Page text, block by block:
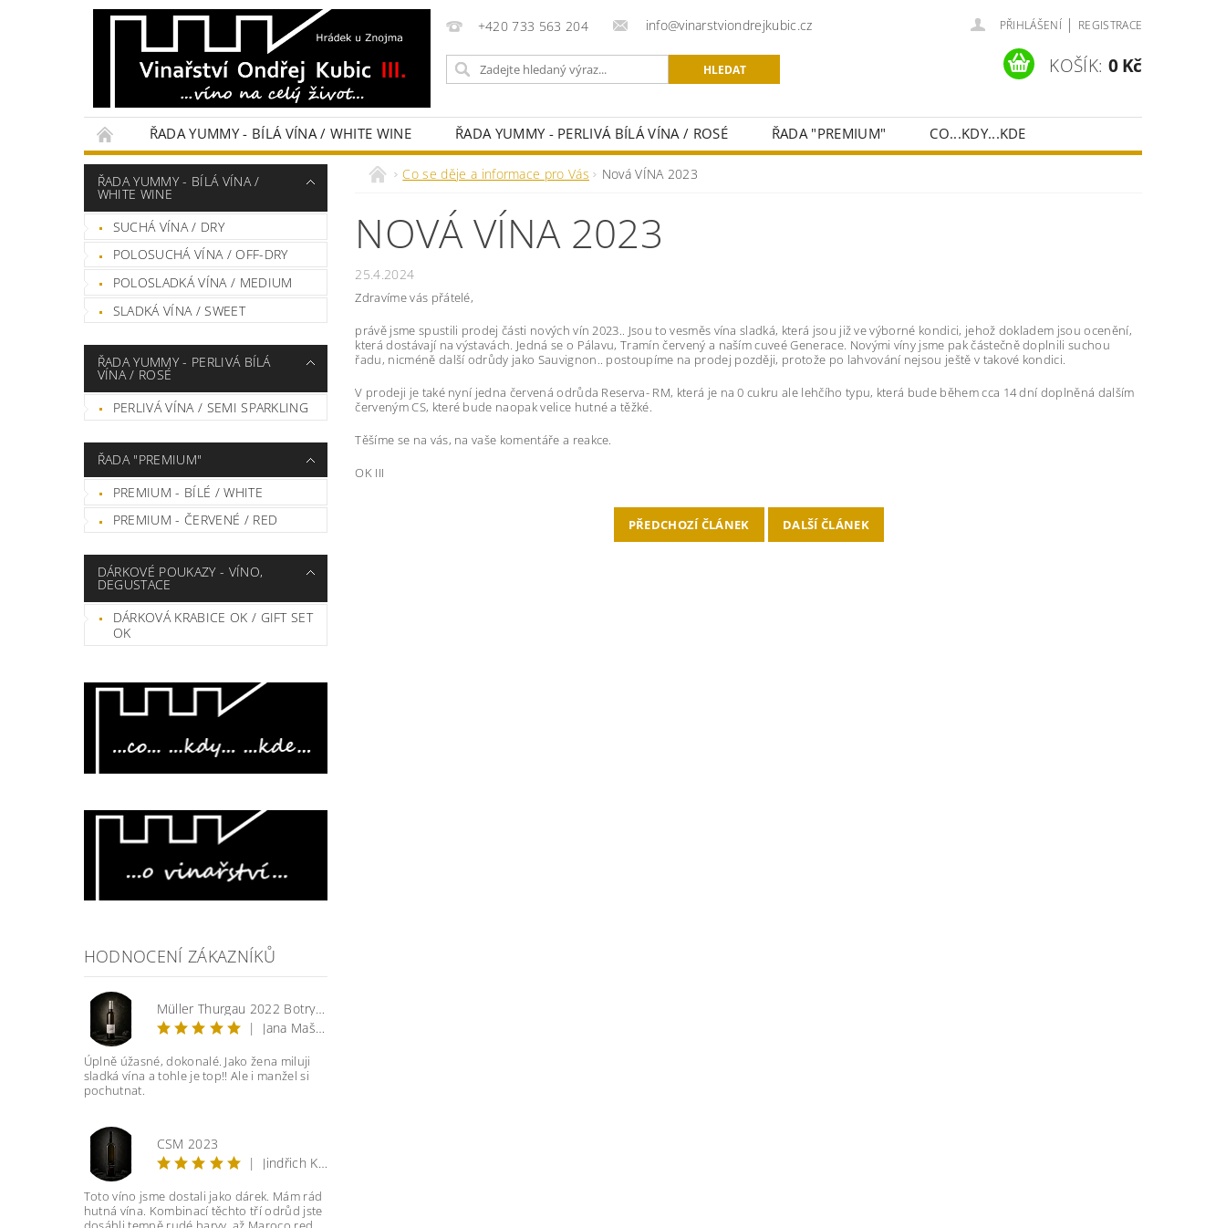
+420 733 563 204 info@vinarstviondrejkubic.cz PŘIHLÁŠENÍ | REGISTRACE
KOŠÍK: 0 Kč
ŘADA YUMMY - BÍLÁ VÍNA / WHITE WINE ŘADA YUMMY - PERLIVÁ BÍLÁ VÍNA / ROSÉ ŘADA "PREMIUM"
CO...KDY...KDE
… O VINAŘSTVÍ…
CENÍK HODNOCENÍ OBCHODU NAPIŠTE NÁM
ŘADA YUMMY - BÍLÁ VÍNA /
WHITE WINE
SUCHÁ VÍNA / DRY
POLOSUCHÁ VÍNA / OFF-DRY
POLOSLADKÁ VÍNA / MEDIUM
SLADKÁ VÍNA / SWEET
ŘADA YUMMY - PERLIVÁ BÍLÁ
VÍNA / ROSÉ
PERLIVÁ VÍNA / SEMI SPARKLING
ŘADA "PREMIUM"
PREMIUM - BÍLÉ / WHITE
PREMIUM - ČERVENÉ / RED
DÁRKOVÉ POUKAZY - VÍNO,
DEGUSTACE
DÁRKOVÁ KRABICE OK / GIFT SET
OK
HODNOCENÍ ZÁKAZNÍKŮ
Müller Thurgau 2022 Botrytis
|
Jana Mašková
Úplně úžasné, dokonalé. Jako žena miluji
sladká vína a tohle je top!! Ale i manžel si
pochutnat.
CSM 2023
|
Jindřich Knobloch
Toto víno jsme dostali jako dárek. Mám rád
hutná vína. Kombinací těchto tří odrůd jste
Co se děje a informace pro Vás Nová VÍNA 2023
NOVÁ VÍNA 2023
25.4.2024
Zdravíme vás přátelé,
právě jsme spustili prodej části nových vín 2023.. Jsou to vesměs vína sladká, která jsou již ve výborné kondici, jehož dokladem jsou ocenění,
která dostávají na výstavách. Jedná se o Pálavu, Tramín červený a naším cuveé Generace. Novými víny jsme pak částečně doplnili suchou
řadu, nicméně další odrůdy jako Sauvignon.. postoupíme na prodej později, protože po lahvování nejsou ještě v takové kondici.
V prodeji je také nyní jedna červená odrůda Reserva- RM, která je na 0 cukru ale lehčího typu, která bude během cca 14 dní doplněná dalším
červeným CS, které bude naopak velice hutné a těžké.
Těšíme se na vás, na vaše komentáře a reakce.
OK III
PŘEDCHOZÍ ČLÁNEK DALŠÍ ČLÁNEK